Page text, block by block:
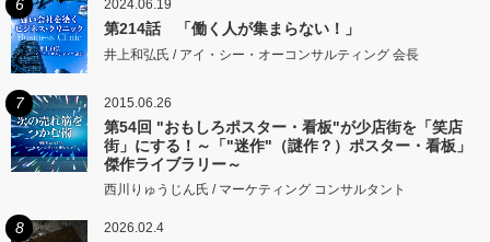
6 2024.06.19
第214話 「働く人が集まらない！」
井上和弘氏 / アイ・シー・オーコンサルティング 会長
7 2015.06.26
第54回 "おもしろポスター・看板"が少店街を「笑店
街」にする！～「"迷作"（謎作？）ポスター・看板」
傑作ライブラリー～
西川りゅうじん氏 / マーケティング コンサルタント
8 2026.02.4